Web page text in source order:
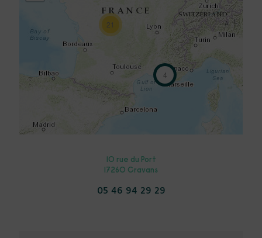
21
4
10 rue du Port
17260 Cravans
05 46 94 29 29